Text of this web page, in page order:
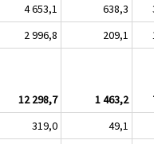
4 653,1 638,3
2 996,8 209,1
12 298,7 1 463,2
319,0
49,1